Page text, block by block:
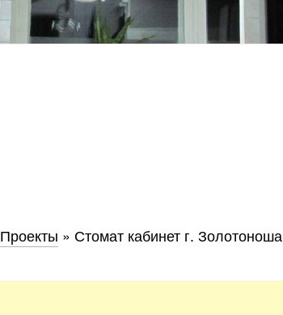
Проекты » Стомат кабинет г. Золотоноша
Область